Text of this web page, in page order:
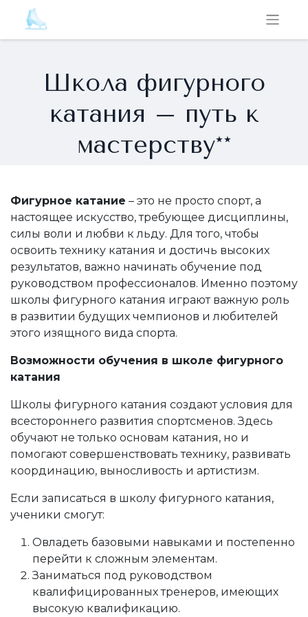
Школа фигурного
катания – путь к
мастерству**
Фигурное катание – это не просто спорт, а
настоящее искусство, требующее дисциплины,
силы воли и любви к льду. Для того, чтобы
освоить технику катания и достичь высоких
результатов, важно начинать обучение под
руководством профессионалов. Именно поэтому
школы фигурного катания играют важную роль
в развитии будущих чемпионов и любителей
этого изящного вида спорта.
Возможности обучения в школе фигурного
катания
Школы фигурного катания создают условия для
всестороннего развития спортсменов. Здесь
обучают не только основам катания, но и
помогают совершенствовать технику, развивать
координацию, выносливость и артистизм.
Если записаться в школу фигурного катания,
ученики смогут:
Овладеть базовыми навыками и постепенно
перейти к сложным элементам.
Заниматься под руководством
квалифицированных тренеров, имеющих
высокую квалификацию.